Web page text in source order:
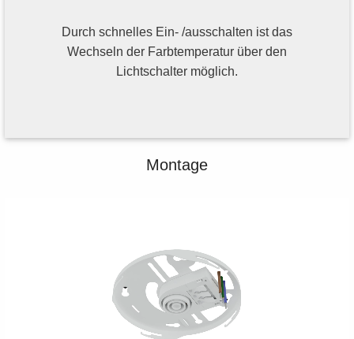
Durch schnelles Ein- /ausschalten ist das
Wechseln der Farbtemperatur über den
Lichtschalter möglich.
Montage